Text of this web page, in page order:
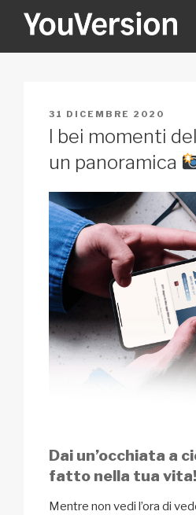
YOUVERSION
PUBBLICATO
IL
31 DICEMBRE 2020
I bei momenti
un panoramica
Dai un’occhiata a
fatto nella tua vita!
Mentre non vedi l’ora di